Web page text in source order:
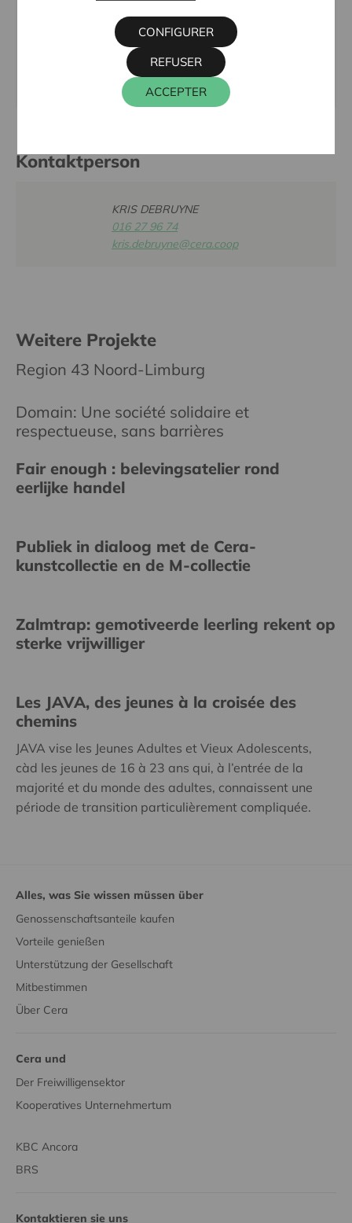
BERKENHOF, BEVERLOSTRAAT 1, 3970
LEOPOLDSBURG
011 34 39 81
www.vzwberkenhof.be
Kontaktperson
KRIS DEBRUYNE
016 27 96 74
kris.debruyne@cera.coop
Weitere Projekte
Region 43 Noord-Limburg
Domain: Une société solidaire et
respectueuse, sans barrières
Fair enough : belevingsatelier rond
eerlijke handel
Publiek in dialoog met de Cera-
kunstcollectie en de M-collectie
Zalmtrap: gemotiveerde leerling rekent op
sterke vrijwilliger
Les JAVA, des jeunes à la croisée des
chemins
JAVA vise les Jeunes Adultes et Vieux Adolescents,
càd les jeunes de 16 à 23 ans qui, à l’entrée de la
majorité et du monde des adultes, connaissent une
période de transition particulièrement compliquée.
Alles, was Sie wissen müssen über
Genossenschaftsanteile kaufen
Vorteile genießen
Unterstützung der Gesellschaft
Mitbestimmen
Über Cera
Cera und
Der Freiwilligensektor
Kooperatives Unternehmertum
KBC Ancora
BRS
Kontaktieren sie uns
ACCEPTER
REFUSER
CONFIGURER